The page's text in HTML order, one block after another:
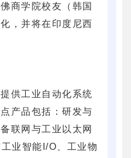
商学院校友（韩国
，并将在印度尼西
供工业自动化系统
产品包括：研发与
联网与工业以太网
业智能I/O、工业物